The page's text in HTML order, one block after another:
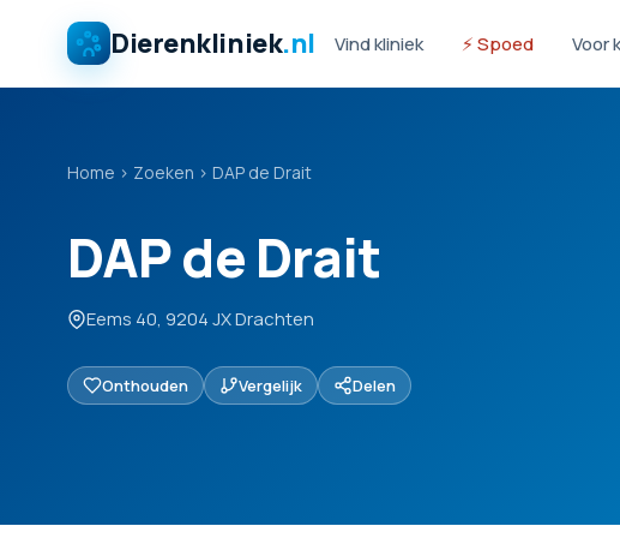
Dierenkliniek.nl Vind kliniek ⚡ Spoed Voor
Home › Zoeken › DAP de Drait
DAP de Drait
Eems 40, 9204 JX Drachten
Onthouden Vergelijk Delen